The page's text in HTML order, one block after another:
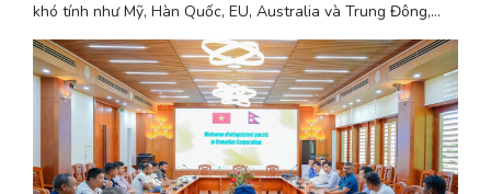
khó tính như Mỹ, Hàn Quốc, EU, Australia và Trung Đông,…